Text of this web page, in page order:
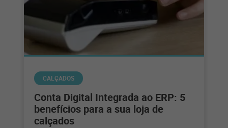
CALÇADOS
Conta Digital Integrada ao ERP: 5
benefícios para a sua loja de
calçados